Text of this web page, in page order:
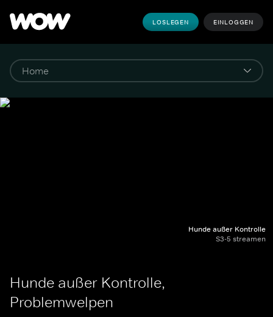
LOSLEGEN EINLOGGEN
Hunde außer Kontrolle
S3-5 streamen
Hunde außer Kontrolle,
Problemwelpen